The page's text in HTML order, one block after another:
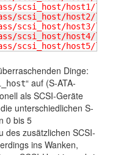
scsi_host/host1/
scsi_host/host2/
scsi_host/host3/
scsi_host/host4/
scsi_host/host5/
Dinge:
“ auf (S-ATA-
als SCSI-Geräte
unterschiedlichen S-
0 bis 5
des zusätzlichen SCSI-
ins Wanken,